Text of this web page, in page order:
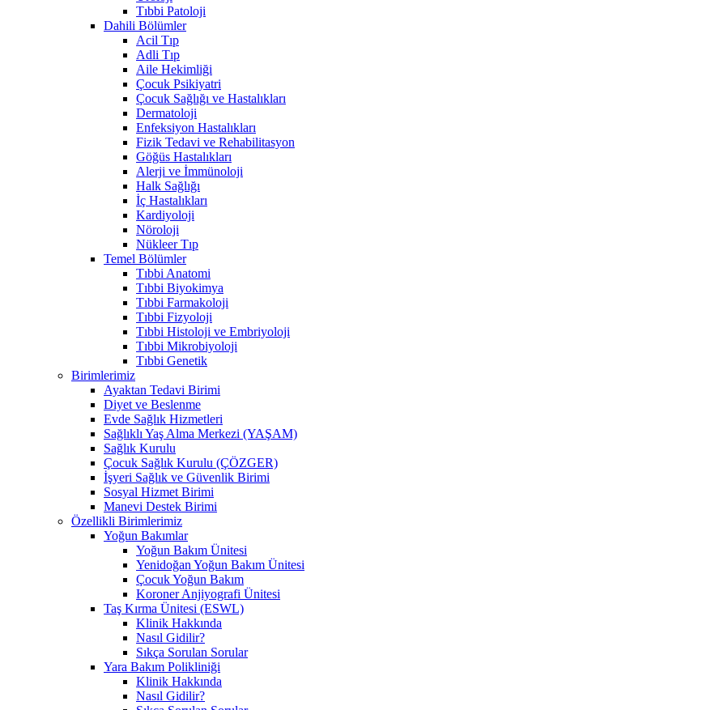
Tıbbi Patoloji
Dahili Bölümler
Acil Tıp
Adli Tıp
Aile Hekimliği
Çocuk Psikiyatri
Çocuk Sağlığı ve Hastalıkları
Dermatoloji
Enfeksiyon Hastalıkları
Fizik Tedavi ve Rehabilitasyon
Göğüs Hastalıkları
Alerji ve İmmünoloji
Halk Sağlığı
İç Hastalıkları
Kardiyoloji
Nöroloji
Nükleer Tıp
Temel Bölümler
Tıbbi Anatomi
Tıbbi Biyokimya
Tıbbi Farmakoloji
Tıbbi Fizyoloji
Tıbbi Histoloji ve Embriyoloji
Tıbbi Mikrobiyoloji
Tıbbi Genetik
Birimlerimiz
Ayaktan Tedavi Birimi
Diyet ve Beslenme
Evde Sağlık Hizmetleri
Sağlıklı Yaş Alma Merkezi (YAŞAM)
Sağlık Kurulu
Çocuk Sağlık Kurulu (ÇÖZGER)
İşyeri Sağlık ve Güvenlik Birimi
Sosyal Hizmet Birimi
Manevi Destek Birimi
Özellikli Birimlerimiz
Yoğun Bakımlar
Yoğun Bakım Ünitesi
Yenidoğan Yoğun Bakım Ünitesi
Çocuk Yoğun Bakım
Koroner Anjiyografi Ünitesi
Taş Kırma Ünitesi (ESWL)
Klinik Hakkında
Nasıl Gidilir?
Sıkça Sorulan Sorular
Yara Bakım Polikliniği
Klinik Hakkında
Nasıl Gidilir?